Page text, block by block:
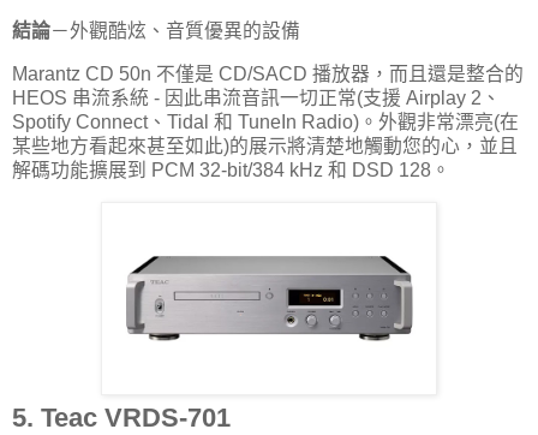
結論－外觀酷炫、音質優異的設備
Marantz CD 50n 不僅是 CD/SACD 播放器，而且還是整合的
HEOS 串流系統 - 因此串流音訊一切正常(支援 Airplay 2、
Spotify Connect、Tidal 和 TuneIn Radio)。外觀非常漂亮(在
某些地方看起來甚至如此)的展示將清楚地觸動您的心，並且
解碼功能擴展到 PCM 32-bit/384 kHz 和 DSD 128。
5. Teac VRDS-701